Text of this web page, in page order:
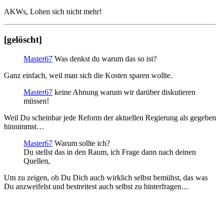
AKWs, Lohen sich nicht mehr!
[gelöscht]
Master67 Was denkst du warum das so ist?
Ganz einfach, weil man sich die Kosten sparen wollte.
Master67 keine Ahnung warum wir darüber diskutieren
müssen!
Weil Du scheinbar jede Reform der aktuellen Regierung als gegeben
hinnimmst…
Master67 Warum sollte ich?
Du stellst das in den Raum, ich Frage dann nach deinen
Quellen,
Um zu zeigen, ob Du Dich auch wirklich selbst bemühst, das was
Du anzweifelst und bestreitest auch selbst zu hinterfragen…